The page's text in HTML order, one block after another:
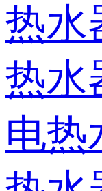
热水
热水
电热